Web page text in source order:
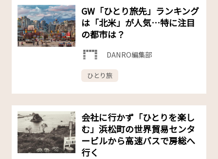
GW「ひとり旅先」ランキング
は「北米」が人気…特に注目
の都市は？
DANRO編集部
ひとり旅
会社に行かず「ひとりを楽し
む」浜松町の世界貿易センタ
ービルから高速バスで房総へ
行く